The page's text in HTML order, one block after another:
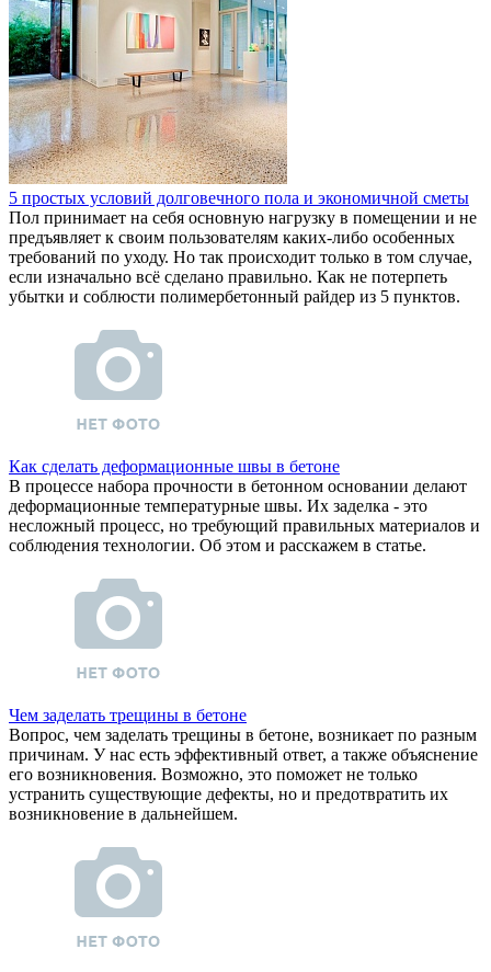
5 простых условий долговечного пола и экономичной сметы
Пол принимает на себя основную нагрузку в помещении и не
предъявляет к своим пользователям каких-либо особенных
требований по уходу. Но так происходит только в том случае,
если изначально всё сделано правильно. Как не потерпеть
убытки и соблюсти полимербетонный райдер из 5 пунктов.
Как сделать деформационные швы в бетоне
В процессе набора прочности в бетонном основании делают
деформационные температурные швы. Их заделка - это
несложный процесс, но требующий правильных материалов и
соблюдения технологии. Об этом и расскажем в статье.
Чем заделать трещины в бетоне
Вопрос, чем заделать трещины в бетоне, возникает по разным
причинам. У нас есть эффективный ответ, а также объяснение
его возникновения. Возможно, это поможет не только
устранить существующие дефекты, но и предотвратить их
возникновение в дальнейшем.